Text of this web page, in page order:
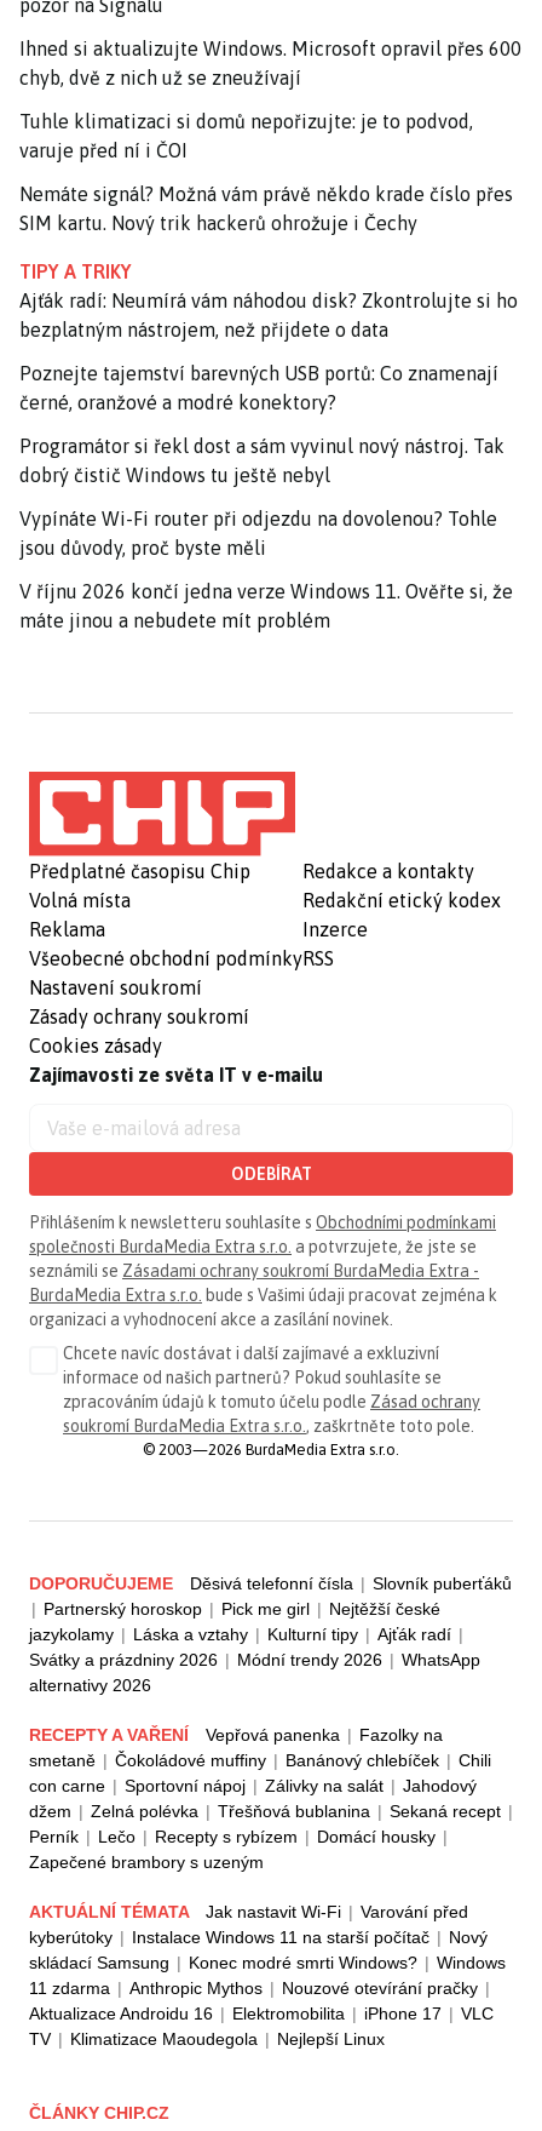
pozor na Signalu
Ihned si aktualizujte Windows. Microsoft opravil přes 600
chyb, dvě z nich už se zneužívají
Tuhle klimatizaci si domů nepořizujte: je to podvod,
varuje před ní i ČOI
Nemáte signál? Možná vám právě někdo krade číslo přes
SIM kartu. Nový trik hackerů ohrožuje i Čechy
TIPY A TRIKY
Ajťák radí: Neumírá vám náhodou disk? Zkontrolujte si ho
bezplatným nástrojem, než přijdete o data
Poznejte tajemství barevných USB portů: Co znamenají
černé, oranžové a modré konektory?
Programátor si řekl dost a sám vyvinul nový nástroj. Tak
dobrý čistič Windows tu ještě nebyl
Vypínáte Wi-Fi router při odjezdu na dovolenou? Tohle
jsou důvody, proč byste měli
V říjnu 2026 končí jedna verze Windows 11. Ověřte si, že
máte jinou a nebudete mít problém
Předplatné časopisu Chip
Volná místa
Reklama
Všeobecné obchodní podmínky
Nastavení soukromí
Zásady ochrany soukromí
Cookies zásady
Redakce a kontakty
Redakční etický kodex
Inzerce
RSS
Zajímavosti ze světa IT v e-mailu
ODEBÍRAT
Přihlášením k newsletteru souhlasíte s Obchodními podmínkami
společnosti BurdaMedia Extra s.r.o. a potvrzujete, že jste se
seznámili se Zásadami ochrany soukromí BurdaMedia Extra -
BurdaMedia Extra s.r.o. bude s Vašimi údaji pracovat zejména k
organizaci a vyhodnocení akce a zasílání novinek.
Chcete navíc dostávat i další zajímavé a exkluzivní
informace od našich partnerů? Pokud souhlasíte se
zpracováním údajů k tomuto účelu podle Zásad ochrany
soukromí BurdaMedia Extra s.r.o., zaškrtněte toto pole.
© 2003—2026 BurdaMedia Extra s.r.o.
DOPORUČUJEME Děsivá telefonní čísla | Slovník puberťáků
| Partnerský horoskop | Pick me girl | Nejtěžší české
jazykolamy | Láska a vztahy | Kulturní tipy | Ajťák radí |
Svátky a prázdniny 2026 | Módní trendy 2026 | WhatsApp
alternativy 2026
RECEPTY A VAŘENÍ Vepřová panenka | Fazolky na
smetaně | Čokoládové muffiny | Banánový chlebíček | Chili
con carne | Sportovní nápoj | Zálivky na salát | Jahodový
džem | Zelná polévka | Třešňová bublanina | Sekaná recept |
Perník | Lečo | Recepty s rybízem | Domácí housky |
Zapečené brambory s uzeným
AKTUÁLNÍ TÉMATA Jak nastavit Wi-Fi | Varování před
kyberútoky | Instalace Windows 11 na starší počítač | Nový
skládací Samsung | Konec modré smrti Windows? | Windows
11 zdarma | Anthropic Mythos | Nouzové otevírání pračky |
Aktualizace Androidu 16 | Elektromobilita | iPhone 17 | VLC
TV | Klimatizace Maoudegola | Nejlepší Linux
ČLÁNKY CHIP.CZ